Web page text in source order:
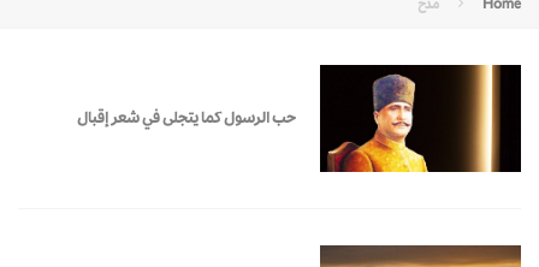
حب الرسول كما يتجلى في شعر إقبال